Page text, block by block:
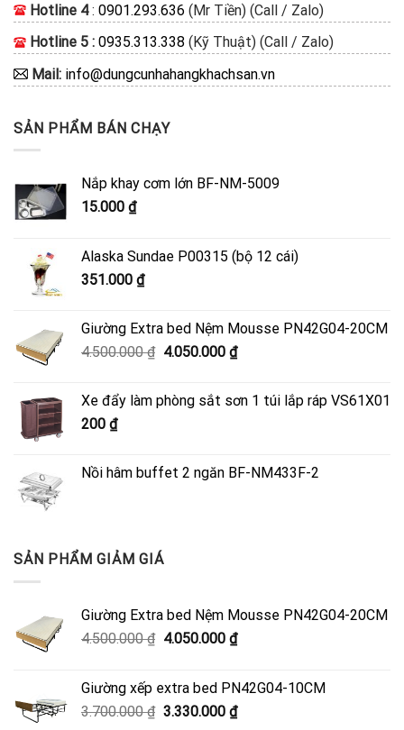
Hotline 4: 0901.293.636 (Mr Tiền) (Call / Zalo)
Hotline 5 : 0935.313.338 (Kỹ Thuật) (Call / Zalo)
Mail: info@dungcunhahangkhachsan.vn
SẢN PHẨM BÁN CHẠY
Nắp khay cơm lớn BF-NM-5009
15.000 ₫
Alaska Sundae P00315 (bộ 12 cái)
351.000 ₫
Giường Extra bed Nệm Mousse PN42G04-20CM
4.500.000₫ Giá
4.500.000 ₫.
4.050.000 ₫Giá
là:
Xe đẩy làm phòng sắt sơn 1 túi lắp ráp VS61X01
200 ₫
Nồi hâm buffet 2 ngăn BF-NM433F-2
SẢN PHẨM GIẢM GIÁ
Giường Extra bed Nệm Mousse PN42G04-20CM
4.500.000₫ Giá
4.500.000 ₫.
4.050.000 ₫Giá
là:
4.050.000 ₫.
Giường xếp extra bed PN42G04-10CM
3.700.000₫ Giá
3.330.000 ₫Giá